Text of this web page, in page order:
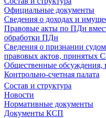
Официальные документы
Сведения о доходах и
Правовые акты по ПДн
обработки ПДн
Сведения о признании
правовых актов, принятых
Общественные обсуждения,
Контрольно-счетная палата
Состав и структура
Новости
Нормативные документы
Документы КСП